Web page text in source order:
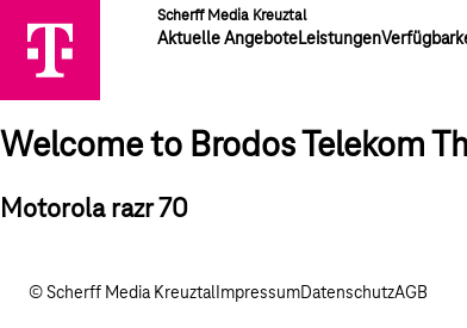
Scherff Media Kreuztal
Aktuelle AngeboteLeistungen
Welcome to Brodos Telekom
Motorola razr 70
© Scherff Media Kreuztal ImpressumDatenschutzAGB